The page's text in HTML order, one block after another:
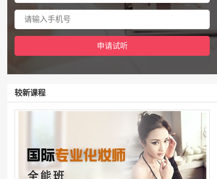
较新课程